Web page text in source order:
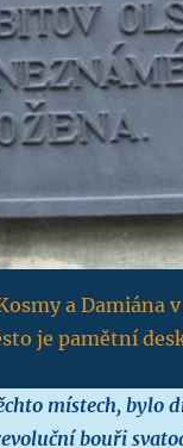
a Damiána
je pamětní
místech, bylo
bouři